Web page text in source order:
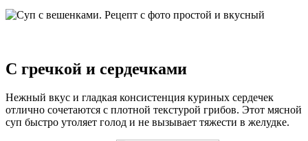
С гречкой и сердечками
Нежный вкус и гладкая консистенция куриных сердечек
отлично сочетаются с плотной текстурой грибов. Этот мясной
суп быстро утоляет голод и не вызывает тяжести в желудке.